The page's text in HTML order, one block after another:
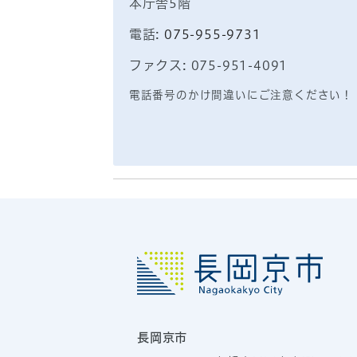
本庁舎5階
電話: 075-955-9731
ファクス: 075-951-4091
電話番号のかけ間違いにご注意ください！
長岡京市